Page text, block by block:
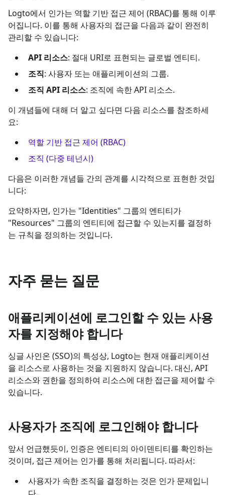
Logto에서 인가는 역할 기반 접근 제어 (RBAC)를 통해 이루
어집니다. 이를 통해 사용자의 접근을 다음과 같이 완전히
관리할 수 있습니다:
API 리소스: 절대 URI로 표현되는 글로벌 엔티티.
조직: 사용자 또는 애플리케이션의 그룹.
조직 API 리소스: 조직에 속한 API 리소스.
이 개념들에 대해 더 알고 싶다면 다음 리소스를 참조하세
요:
역할 기반 접근 제어 (RBAC)
조직 (다중 테넌시)
다음은 이러한 개념들 간의 관계를 시각적으로 표현한 것입
니다:
요약하자면, 인가는 "Identities" 그룹의 엔티티가
"Resources" 그룹의 엔티티에 접근할 수 있는지를 결정하
는 규칙을 정의하는 것입니다.
자주 묻는 질문
애플리케이션에 로그인할 수 있는 사용
자를 지정해야 합니다
싱글 사인온 (SSO)의 특성상, Logto는 현재 애플리케이션
을 리소스로 사용하는 것을 지원하지 않습니다. 대신, API
리소스와 권한을 정의하여 리소스에 대한 접근을 제어할 수
있습니다.
사용자가 조직에 로그인해야 합니다
앞서 언급했듯이, 인증은 엔티티의 아이덴티티를 확인하는
것이며, 접근 제어는 인가를 통해 처리됩니다. 따라서:
사용자가 속한 조직을 결정하는 것은 인가 문제입니